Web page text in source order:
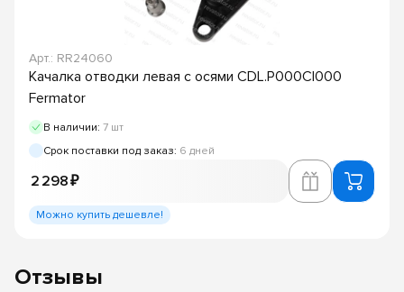
Арт.: RR24060
Качалка отводки левая с осями CDL.P000CI000
Fermator
В наличии: 7 шт
Срок поставки под заказ: 6 дней
2 298 ₽
Можно купить дешевле!
Отзывы